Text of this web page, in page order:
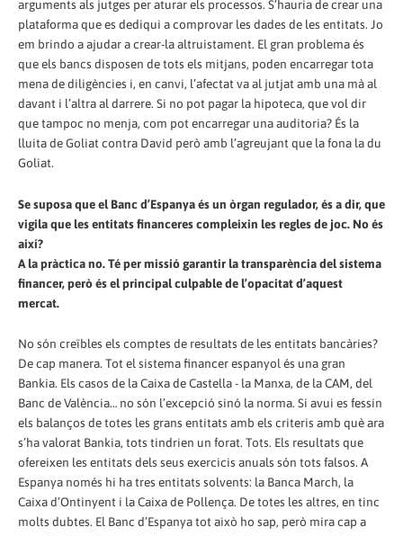
arguments als jutges per aturar els processos. S’hauria de crear una
plataforma que es dediqui a comprovar les dades de les entitats. Jo
em brindo a ajudar a crear-la altruistament. El gran problema és
que els bancs disposen de tots els mitjans, poden encarregar tota
mena de diligències i, en canvi, l’afectat va al jutjat amb una mà al
davant i l’altra al darrere. Si no pot pagar la hipoteca, que vol dir
que tampoc no menja, com pot encarregar una auditoria? És la
lluita de Goliat contra David però amb l’agreujant que la fona la du
Goliat.
Se suposa que el Banc d’Espanya és un òrgan regulador, és a dir, que
vigila que les entitats financeres compleixin les regles de joc. No és
així?
A la pràctica no. Té per missió garantir la transparència del sistema
financer, però és el principal culpable de l’opacitat d’aquest
mercat.
No són creïbles els comptes de resultats de les entitats bancàries?
De cap manera. Tot el sistema financer espanyol és una gran
Bankia. Els casos de la Caixa de Castella - la Manxa, de la CAM, del
Banc de València… no són l’excepció sinó la norma. Si avui es fessin
els balanços de totes les grans entitats amb els criteris amb què ara
s’ha valorat Bankia, tots tindrien un forat. Tots. Els resultats que
ofereixen les entitats dels seus exercicis anuals són tots falsos. A
Espanya només hi ha tres entitats solvents: la Banca March, la
Caixa d’Ontinyent i la Caixa de Pollença. De totes les altres, en tinc
molts dubtes. El Banc d’Espanya tot això ho sap, però mira cap a